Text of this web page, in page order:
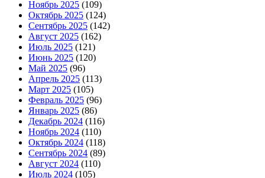
Ноябрь 2025 (109)
Октябрь 2025 (124)
Сентябрь 2025 (142)
Август 2025 (162)
Июль 2025 (121)
Июнь 2025 (120)
Май 2025 (96)
Апрель 2025 (113)
Март 2025 (105)
Февраль 2025 (96)
Январь 2025 (86)
Декабрь 2024 (116)
Ноябрь 2024 (110)
Октябрь 2024 (118)
Сентябрь 2024 (89)
Август 2024 (110)
Июль 2024 (105)